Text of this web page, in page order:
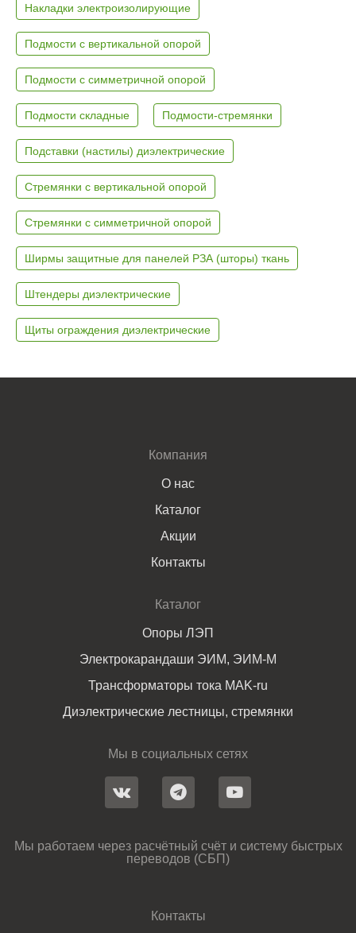
Накладки электроизолирующие
Подмости с вертикальной опорой
Подмости с симметричной опорой
Подмости складные Подмости-стремянки
Подставки (настилы) диэлектрические
Стремянки с вертикальной опорой
Стремянки с симметричной опорой
Ширмы защитные для панелей РЗА (шторы) ткань
Штендеры диэлектрические
Щиты ограждения диэлектрические
Компания
О нас
Каталог
Акции
Контакты
Каталог
Опоры ЛЭП
Электрокарандаши ЭИМ, ЭИМ-М
Трансформаторы тока MAK-ru
Диэлектрические лестницы, стремянки
Мы в социальных сетях
Мы работаем через расчётный счёт и систему быстрых
переводов (СБП)
Контакты